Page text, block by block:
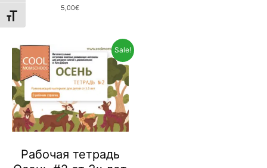
TOGGLE FONT SIZE
5,00€
Sale!
Рабочая тетрадь